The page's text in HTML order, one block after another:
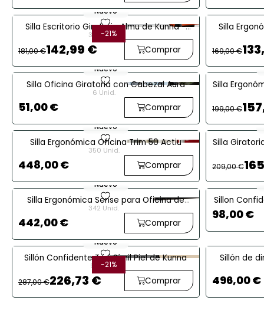
favorite
Nuevo
Silla Escritorio Giratoria Almu de Kunna -
EXPRESS
329 Unid.
181,00 €142,99 € Comprar
-21%
Silla
169,00 €
favorite
Nuevo
Silla Oficina Giratoria con Cabezal Aura
6 Unid.
51,00 € Comprar
Silla
199,00 €
favorite
Nuevo
Silla Ergonómica Oficina Trim 50 Actiu
350 Unid.
448,00 € Comprar
Silla
209,00 €
favorite
Nuevo
Silla Ergonómica Sense para Oficina de
Forma 5
342 Unid.
442,00 € Comprar
Sillon
98,00 €
favorite
Nuevo
Sillón Confidente Trini Símil Piel de Kunna
96 Unid.
287,00 €226,73 € Comprar
-21%
Sillón de
496,00 €